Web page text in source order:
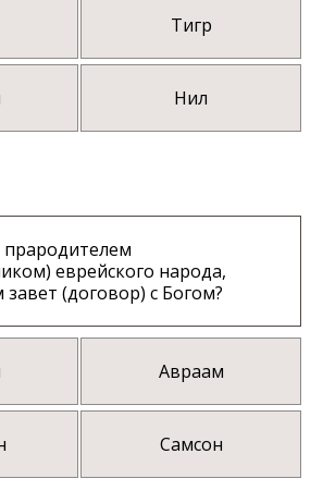
Тигр
Нил
прародителем
еврейского народа,
(договор) с Богом?
Авраам
Самсон